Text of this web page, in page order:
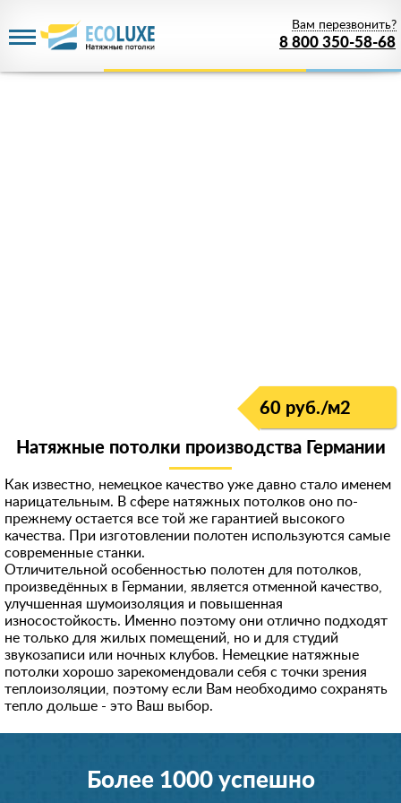
8 800 350-58-68
Вам перезвонить?
60 руб./м2
Натяжные потолки производства Германии
Как известно, немецкое качество уже давно стало именем
нарицательным. В сфере натяжных потолков оно по-
прежнему остается все той же гарантией высокого
качества. При изготовлении полотен используются самые
современные станки.
Отличительной особенностью полотен для потолков,
произведённых в Германии, является отменной качество,
улучшенная шумоизоляция и повышенная
износостойкость. Именно поэтому они отлично подходят
не только для жилых помещений, но и для студий
звукозаписи или ночных клубов. Немецкие натяжные
потолки хорошо зарекомендовали себя с точки зрения
теплоизоляции, поэтому если Вам необходимо сохранять
тепло дольше - это Ваш выбор.
Более 1000 успешно